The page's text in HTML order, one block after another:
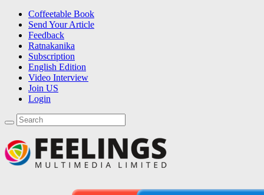
Coffeetable Book
Send Your Article
Feedback
Ratnakanika
Subscription
English Edition
Video Interview
Join US
Login